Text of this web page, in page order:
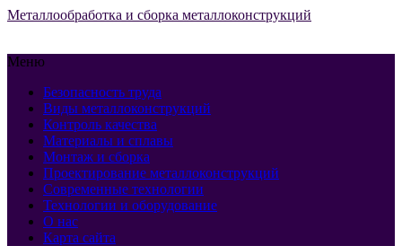
Металлообработка и сборка металлоконструкций
Меню
Безопасность труда
Виды металлоконструкций
Контроль качества
Материалы и сплавы
Монтаж и сборка
Проектирование металлоконструкций
Современные технологии
Технологии и оборудование
О нас
Карта сайта